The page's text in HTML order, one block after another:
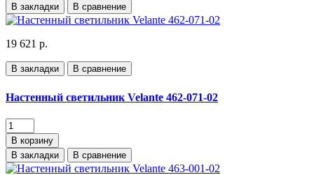
В закладки
В сравнение
19 621 р.
В закладки В сравнение
Настенный светильник Velante 462-071-02
В корзину
В закладки
В сравнение